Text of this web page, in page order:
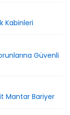
Kabinleri
Güvenli
Mantar Bariyer